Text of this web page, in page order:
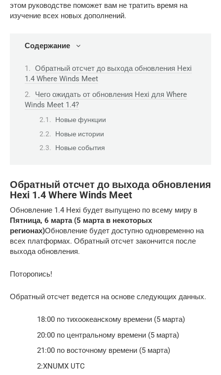
этом руководстве поможет вам не тратить время на
изучение всех новых дополнений.
Содержание
Обратный отсчет до выхода обновления Hexi
1.4 Where Winds Meet
Чего ожидать от обновления Hexi для Where
Winds Meet 1.4?
Новые функции
Новые истории
Новые события
Обратный отсчет до выхода обновления
Hexi 1.4 Where Winds Meet
Обновление 1.4 Hexi будет выпущено по всему миру в
Пятница, 6 марта (5 марта в некоторых
регионах)Обновление будет доступно одновременно на
всех платформах. Обратный отсчет закончится после
выхода обновления.
Поторопись!
Обратный отсчет ведется на основе следующих данных.
18:00 по тихоокеанскому времени (5 марта)
20:00 по центральному времени (5 марта)
21:00 по восточному времени (5 марта)
2:XNUMX UTC